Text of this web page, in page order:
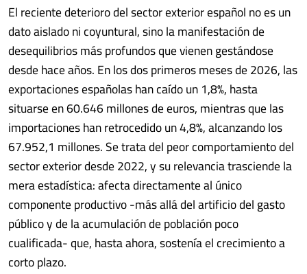
El reciente deterioro del sector exterior español no es un
dato aislado ni coyuntural, sino la manifestación de
desequilibrios más profundos que vienen gestándose
desde hace años. En los dos primeros meses de 2026, las
exportaciones españolas han caído un 1,8%, hasta
situarse en 60.646 millones de euros, mientras que las
importaciones han retrocedido un 4,8%, alcanzando los
67.952,1 millones. Se trata del peor comportamiento del
sector exterior desde 2022, y su relevancia trasciende la
mera estadística: afecta directamente al único
componente productivo -más allá del artificio del gasto
público y de la acumulación de población poco
cualificada- que, hasta ahora, sostenía el crecimiento a
corto plazo.